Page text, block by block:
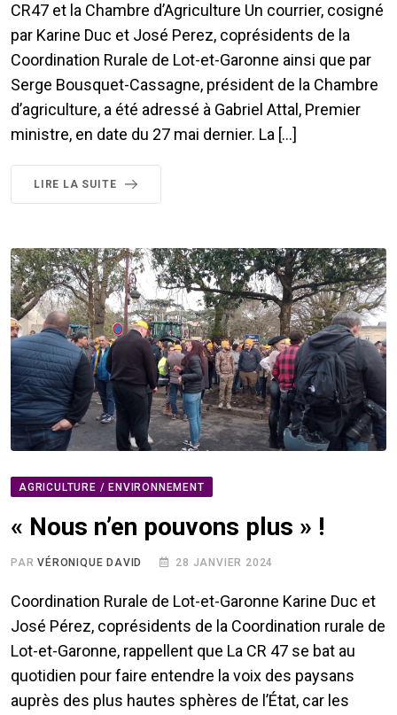
CR47 et la Chambre d’Agriculture Un courrier, cosigné
par Karine Duc et José Perez, coprésidents de la
Coordination Rurale de Lot-et-Garonne ainsi que par
Serge Bousquet-Cassagne, président de la Chambre
d’agriculture, a été adressé à Gabriel Attal, Premier
ministre, en date du 27 mai dernier. La […]
LIRE LA SUITE
AGRICULTURE / ENVIRONNEMENT
« Nous n’en pouvons plus » !
PARVÉRONIQUE DAVID 28 JANVIER 2024
Coordination Rurale de Lot-et-Garonne Karine Duc et
José Pérez, coprésidents de la Coordination rurale de
Lot-et-Garonne, rappellent que La CR 47 se bat au
quotidien pour faire entendre la voix des paysans
auprès des plus hautes sphères de l’État, car les